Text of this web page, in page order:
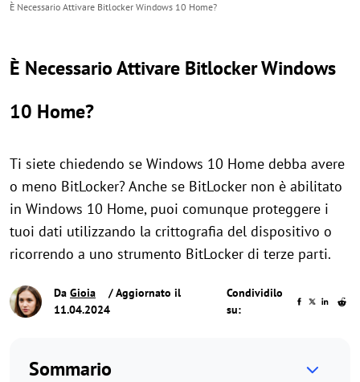
È Necessario Attivare Bitlocker Windows 10 Home?
È Necessario Attivare Bitlocker Windows
10 Home?
Ti siete chiedendo se Windows 10 Home debba avere
o meno BitLocker? Anche se BitLocker non è abilitato
in Windows 10 Home, puoi comunque proteggere i
tuoi dati utilizzando la crittografia del dispositivo o
ricorrendo a uno strumento BitLocker di terze parti.
Da Gioia
/ Aggiornato il
11.04.2024
Condividilo
su:
Sommario